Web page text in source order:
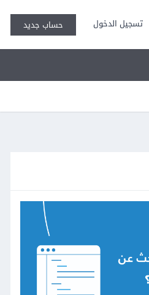
تسجيل الدخول حساب جديد